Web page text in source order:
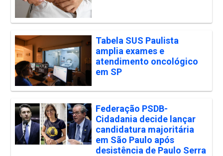
Tabela SUS Paulista
amplia exames e
atendimento oncológico
em SP
Federação PSDB-
Cidadania decide lançar
candidatura majoritária
em São Paulo após
desistência de Paulo Serra